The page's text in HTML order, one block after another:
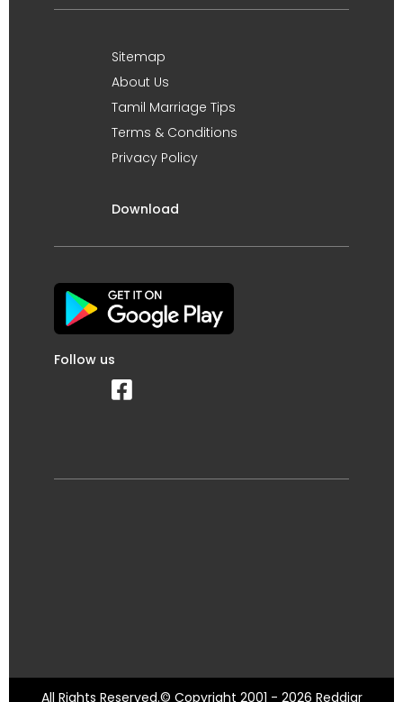
Sitemap
About Us
Tamil Marriage Tips
Terms & Conditions
Privacy Policy
Download
Follow us
All Rights Reserved.© Copyright 2001 - 2026 Reddiar